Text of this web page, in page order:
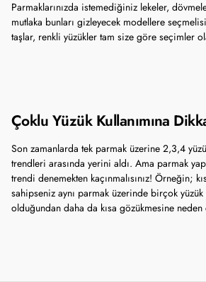
Parmaklarınızda istemediğiniz lekeler,
mutlaka bunları gizleyecek modellere
taşlar, renkli yüzükler tam size göre seçimler
Çoklu Yüzük Kullanımına
Son zamanlarda tek parmak üzerine 2,3,4
trendleri arasında yerini aldı. Ama parmak
trendi denemekten kaçınmalısınız! Örneğin;
sahipseniz aynı parmak üzerinde birçok yüzük
olduğundan daha da kısa gözükmesine neden